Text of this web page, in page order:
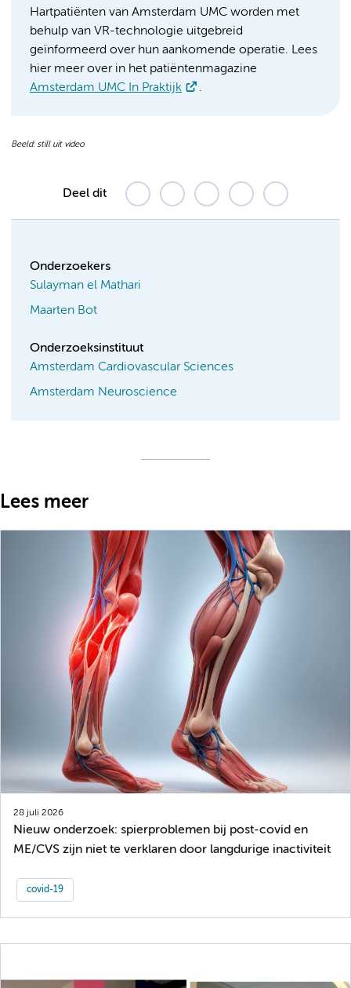
Hartpatiënten van Amsterdam UMC worden met
behulp van VR-technologie uitgebreid
geïnformeerd over hun aankomende operatie. Lees
hier meer over in het patiëntenmagazine
Amsterdam UMC In Praktijk
.
Beeld: still uit video
Deel dit
Onderzoekers
Sulayman el Mathari
Maarten Bot
Onderzoeksinstituut
Amsterdam Cardiovascular Sciences
Amsterdam Neuroscience
Lees meer
28 juli 2026
Nieuw onderzoek: spierproblemen bij post-covid en
ME/CVS zijn niet te verklaren door langdurige inactiviteit
covid-19